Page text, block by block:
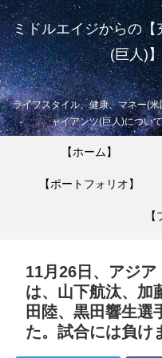
ミドルエイジからの
(巨人)
ライフスタイル、健康、マネー(
ャイアンツ(巨人)につい
【ホーム】
【ポートフォリオ】
11月26日、アジ
は、山下航汰、加
田陸、黒田響生選
た。試合には負け